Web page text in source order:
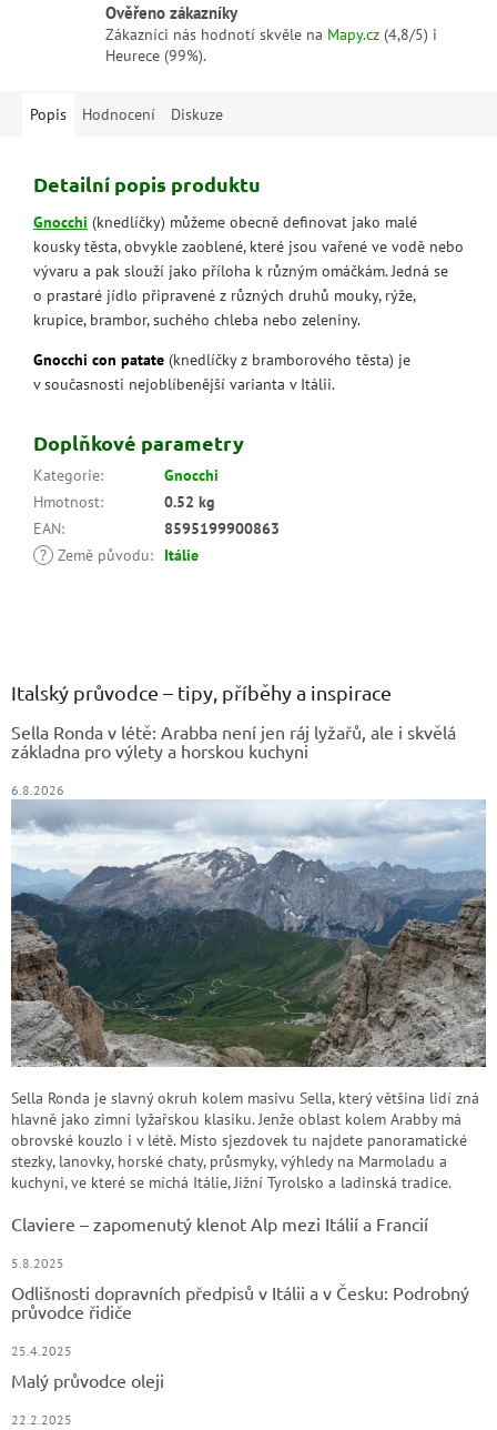
Ověřeno zákazníky
Zákazníci nás hodnotí skvěle na Mapy.cz (4,8/5) i
Heurece (99%).
Popis Hodnocení Diskuze
Detailní popis produktu
Gnocchi (knedlíčky) můžeme obecně definovat jako malé
kousky těsta, obvykle zaoblené, které jsou vařené ve vodě nebo
vývaru a pak slouží jako příloha k různým omáčkám. Jedná se
o prastaré jídlo připravené z různých druhů mouky, rýže,
krupice, brambor, suchého chleba nebo zeleniny.
Gnocchi con patate (knedlíčky z bramborového těsta) je
v současnosti nejoblíbenější varianta v Itálii.
Doplňkové parametry
Kategorie:
Gnocchi
Hmotnost:
0.52 kg
EAN:
8595199900863
? Země původu: Itálie
Italský průvodce – tipy, příběhy a inspirace
Sella Ronda v létě: Arabba není jen ráj lyžařů, ale i skvělá
základna pro výlety a horskou kuchyni
6.8.2026
Sella Ronda je slavný okruh kolem masivu Sella, který většina lidí zná
hlavně jako zimní lyžařskou klasiku. Jenže oblast kolem Arabby má
obrovské kouzlo i v létě. Místo sjezdovek tu najdete panoramatické
stezky, lanovky, horské chaty, průsmyky, výhledy na Marmoladu a
kuchyni, ve které se míchá Itálie, Jižní Tyrolsko a ladinská tradice.
Claviere – zapomenutý klenot Alp mezi Itálií a Francií
5.8.2025
Odlišnosti dopravních předpisů v Itálii a v Česku: Podrobný
průvodce řidiče
25.4.2025
Malý průvodce oleji
22.2.2025